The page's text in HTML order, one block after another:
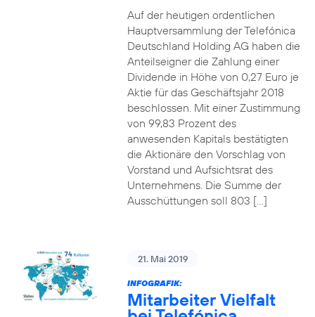
Auf der heutigen ordentlichen
Hauptversammlung der Telefónica
Deutschland Holding AG haben die
Anteilseigner die Zahlung einer
Dividende in Höhe von 0,27 Euro je
Aktie für das Geschäftsjahr 2018
beschlossen. Mit einer Zustimmung
von 99,83 Prozent des
anwesenden Kapitals bestätigten
die Aktionäre den Vorschlag von
Vorstand und Aufsichtsrat des
Unternehmens. Die Summe der
Ausschüttungen soll 803 […]
21. Mai 2019
INFOGRAFIK:
Mitarbeiter Vielfalt